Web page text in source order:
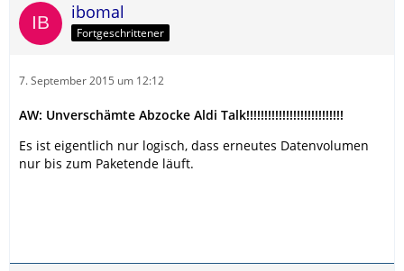
ibomal
Fortgeschrittener
7. September 2015 um 12:12
AW: Unverschämte Abzocke Aldi Talk!!!!!!!!!!!!!!!!!!!!!!!!!!!
Es ist eigentlich nur logisch, dass erneutes Datenvolumen
nur bis zum Paketende läuft.